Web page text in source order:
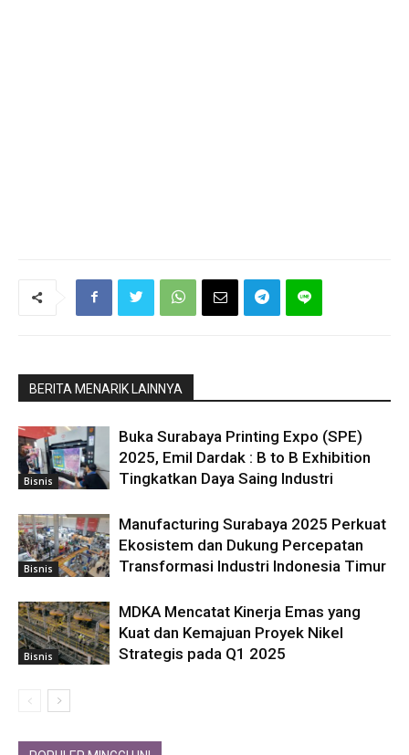
BERITA MENARIK LAINNYA
Bisnis
Buka Surabaya Printing Expo (SPE)
2025, Emil Dardak : B to B Exhibition
Tingkatkan Daya Saing Industri
Bisnis
Manufacturing Surabaya 2025 Perkuat
Ekosistem dan Dukung Percepatan
Transformasi Industri Indonesia Timur
Bisnis
MDKA Mencatat Kinerja Emas yang
Kuat dan Kemajuan Proyek Nikel
Strategis pada Q1 2025